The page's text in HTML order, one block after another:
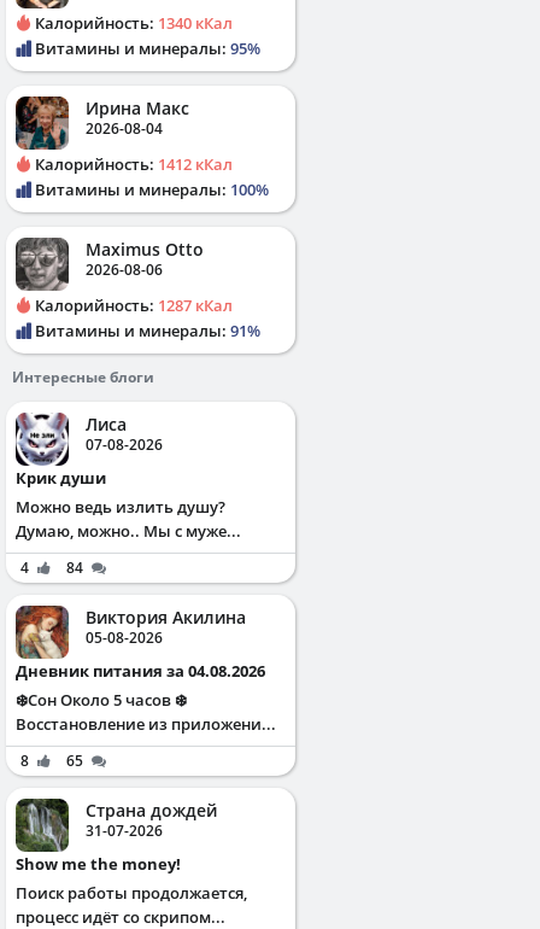
Калорийность: 1340 кКал
Витамины и минералы: 95%
Ирина Макс
2026-08-04
Калорийность: 1412 кКал
Витамины и минералы: 100%
Maximus Otto
2026-08-06
Калорийность: 1287 кКал
Витамины и минералы: 91%
Интересные блоги
Лиса
07-08-2026
Крик души
Можно ведь излить душу?
Думаю, можно.. Мы с муже...
4 84
Виктория Акилина
05-08-2026
Дневник питания за 04.08.2026
❄️Сон Около 5 часов ❄️
Восстановление из приложени...
8 65
Страна дождей
31-07-2026
Show me the money!
Поиск работы продолжается,
процесс идёт со скрипом...